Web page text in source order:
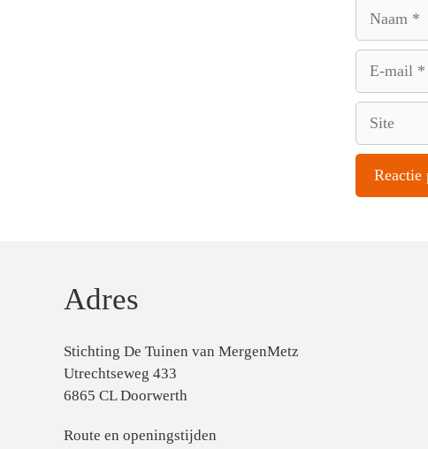
Adres
Stichting De Tuinen van MergenMetz
Utrechtseweg 433
6865 CL Doorwerth
Route en openingstijden